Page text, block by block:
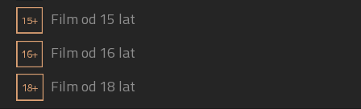
Film od 15 lat
Film od 16 lat
Film od 18 lat